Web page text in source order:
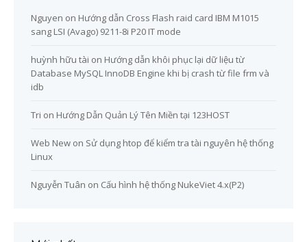
Nguyen on Hướng dẫn Cross Flash raid card IBM M1015
sang LSI (Avago) 9211-8i P20 IT mode
huỳnh hữu tài on Hướng dẫn khôi phục lại dữ liệu từ
Database MySQL InnoDB Engine khi bị crash từ file frm và
idb
Tri on Hướng Dẫn Quản Lý Tên Miền tại 123HOST
Web New on Sử dụng htop để kiểm tra tài nguyên hệ thống
Linux
Nguyễn Tuân on Cấu hình hệ thống NukeViet 4.x(P2)